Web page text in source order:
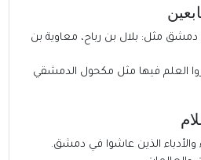
دمشق مثل: بلال بن رباح، معاوية بن
العلم فيها مثل مكحول الدمشقي
والأدباء الذين عاشوا في دمشق.